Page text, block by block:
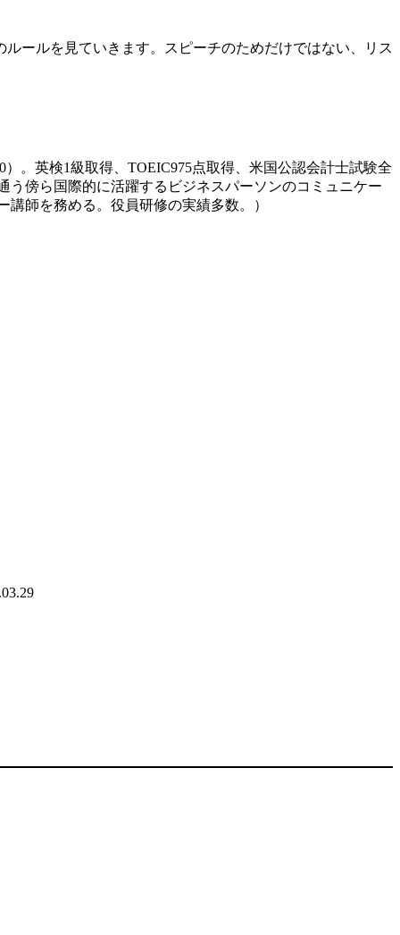
ールを見ていきます。スピーチのためだけではない、リス
）。英検1級取得、TOEIC975点取得、米国公認会計士試験全
傍ら国際的に活躍するビジネスパーソンのコミュニケー
師を務める。役員研修の実績多数。）